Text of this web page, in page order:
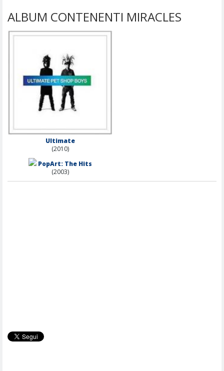
ALBUM CONTENENTI MIRACLES
Ultimate
(2010)
PopArt: The Hits
(2003)